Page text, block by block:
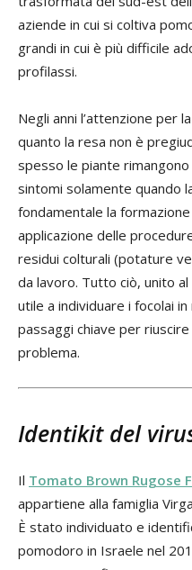
aziende in cui si coltiva
grandi in cui è più difficile
profilassi.
Negli anni l’attenzione per
quanto la resa non è
spesso le piante
sintomi solamente quando
fondamentale la
applicazione delle
residui colturali (potature
da lavoro. Tutto ciò, unito
utile a individuare i focolai
passaggi chiave per
problema.
Identikit del
Il Tomato Brown Rugose
appartiene alla famiglia
È stato individuato e
pomodoro in Israele nel